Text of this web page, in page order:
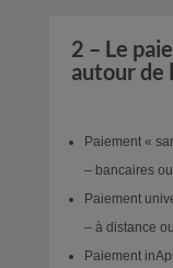
2 – Le
autour de
Paiement «
– bancaires
Paiement
– à distance
Paiement